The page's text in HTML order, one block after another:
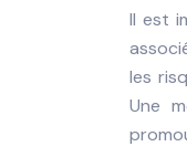
Il est
les
Une